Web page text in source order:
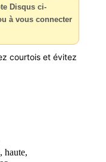
Disqus ci-
à vous connecter
courtois et évitez